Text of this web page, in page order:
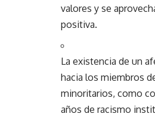
valores y se
positiva.
La existencia de un
hacia los miembros
minoritarios, como
años de racismo